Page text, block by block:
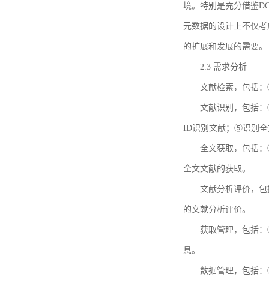
境。特别是充分借鉴
元数据的设计上不仅
的扩展和发展的需要。
2.3 需求分析
文献检索，包括
文献识别，包括
ID识别文献；⑤识别全
全文获取，包括
全文文献的获取。
文献分析评价，
的文献分析评价。
获取管理，包括
息。
数据管理，包括